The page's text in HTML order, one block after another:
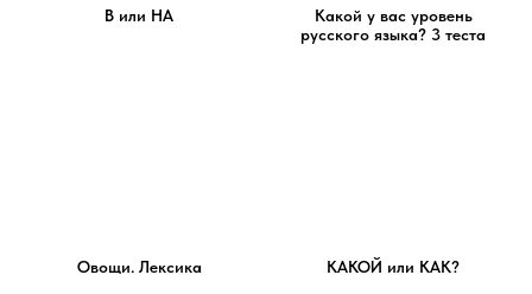
В или НА
Какой у вас уровень
русского языка? 3 теста
Овощи. Лексика КАКОЙ или КАК?